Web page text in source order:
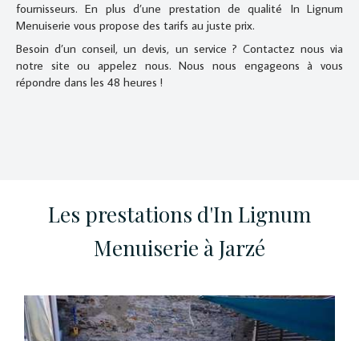
fournisseurs. En plus d’une prestation de qualité In Lignum
Menuiserie vous propose des tarifs au juste prix.
Besoin d’un conseil, un devis, un service ? Contactez nous via
notre site ou appelez nous. Nous nous engageons à vous
répondre dans les 48 heures !
Les prestations d'In Lignum
Menuiserie à Jarzé